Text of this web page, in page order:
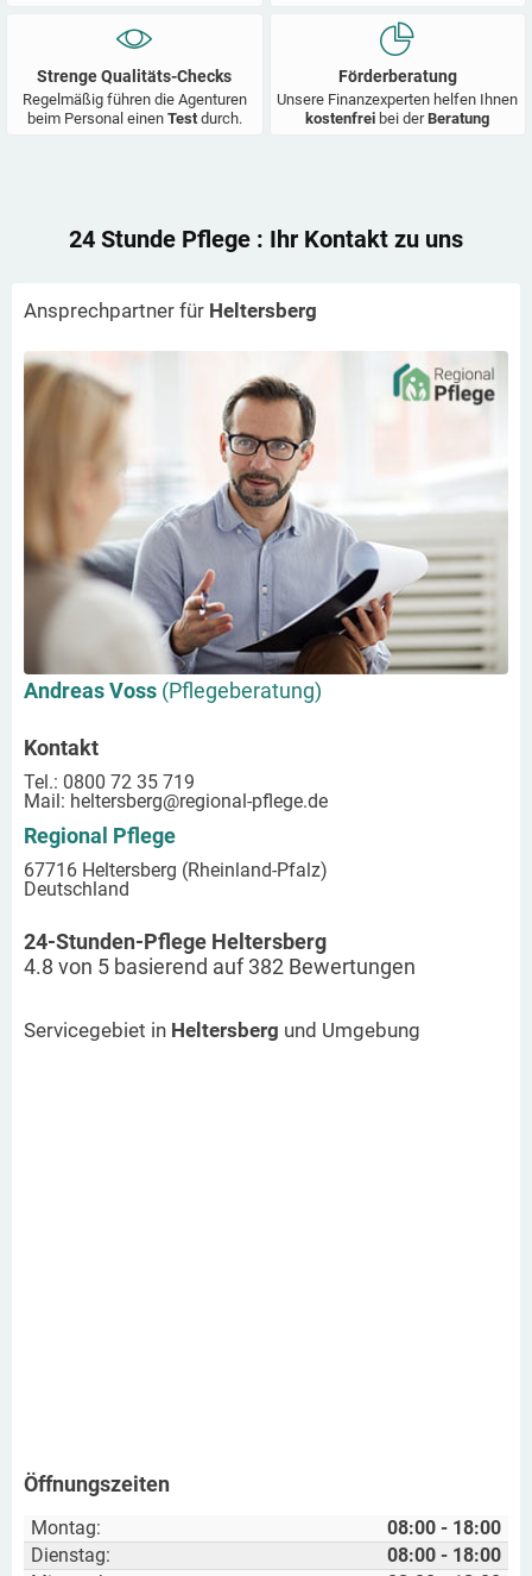
Strenge Qualitäts-Checks
Regelmäßig führen die Agenturen
beim Personal einen Test durch.
Förderberatung
Unsere Finanzexperten helfen Ihnen
kostenfrei bei derBeratung
24 Stunde Pflege : Ihr Kontakt zu uns
Ansprechpartner für Heltersberg
Andreas Voss (Pflegeberatung)
Kontakt
Tel.: 0800 72 35 719
Mail: heltersberg@regional-pflege.de
Regional Pflege
67716 Heltersberg (Rheinland-Pfalz)
Deutschland
24-Stunden-Pflege Heltersberg
4.8 von 5 basierend auf382 Bewertungen
Servicegebiet in Heltersberg und Umgebung
Öffnungszeiten
Montag:
08:00 - 18:00
Dienstag:
08:00 - 18:00